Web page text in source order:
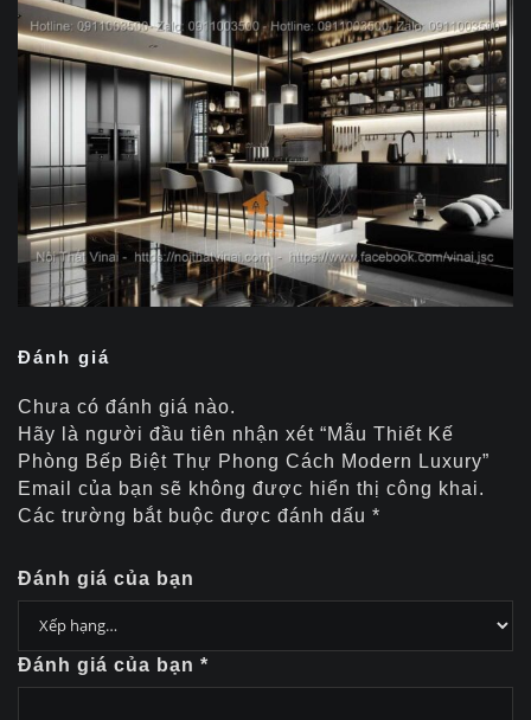
Đánh giá
Chưa có đánh giá nào.
Hãy là người đầu tiên nhận xét “Mẫu Thiết Kế
Phòng Bếp Biệt Thự Phong Cách Modern Luxury”
Email của bạn sẽ không được hiển thị công khai.
Các trường bắt buộc được đánh dấu *
Đánh giá của bạn
Đánh giá của bạn *